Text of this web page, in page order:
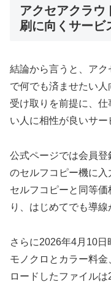
アクセアクラウ
刷に向くサービ
結論から言うと、ア
で何でも済ませたい
受け取りを前提に、
い人に相性が良いサー
公式ページでは会員
のセルフコピー機に
セルフコピーと同等
り、はじめてでも導線
さらに2026年4月10
モノクロとカラー料
ロードしたファイル